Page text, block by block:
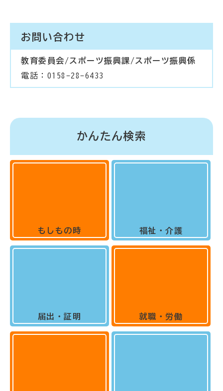
お問い合わせ
教育委員会/スポーツ振興課/スポーツ振興係
電話：0158-28-6433
かんたん検索
もしもの時
届出・証明
福祉・介護
就職・労働